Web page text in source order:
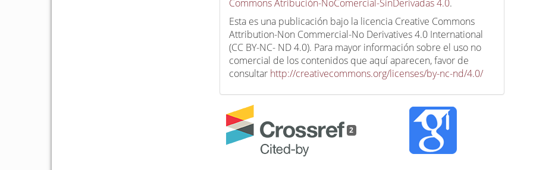
Commons Atribución-NoComercial-SinDerivadas 4.0.
Esta es una publicación bajo la licencia Creative Commons
Attribution-Non Commercial-No Derivatives 4.0 International
(CC BY-NC- ND 4.0). Para mayor información sobre el uso no
comercial de los contenidos que aquí aparecen, favor de
consultar http://creativecommons.org/licenses/by-nc-nd/4.0/
2